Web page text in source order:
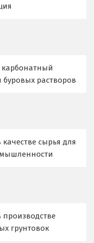
буровых растворов
сырья для
грунтовок